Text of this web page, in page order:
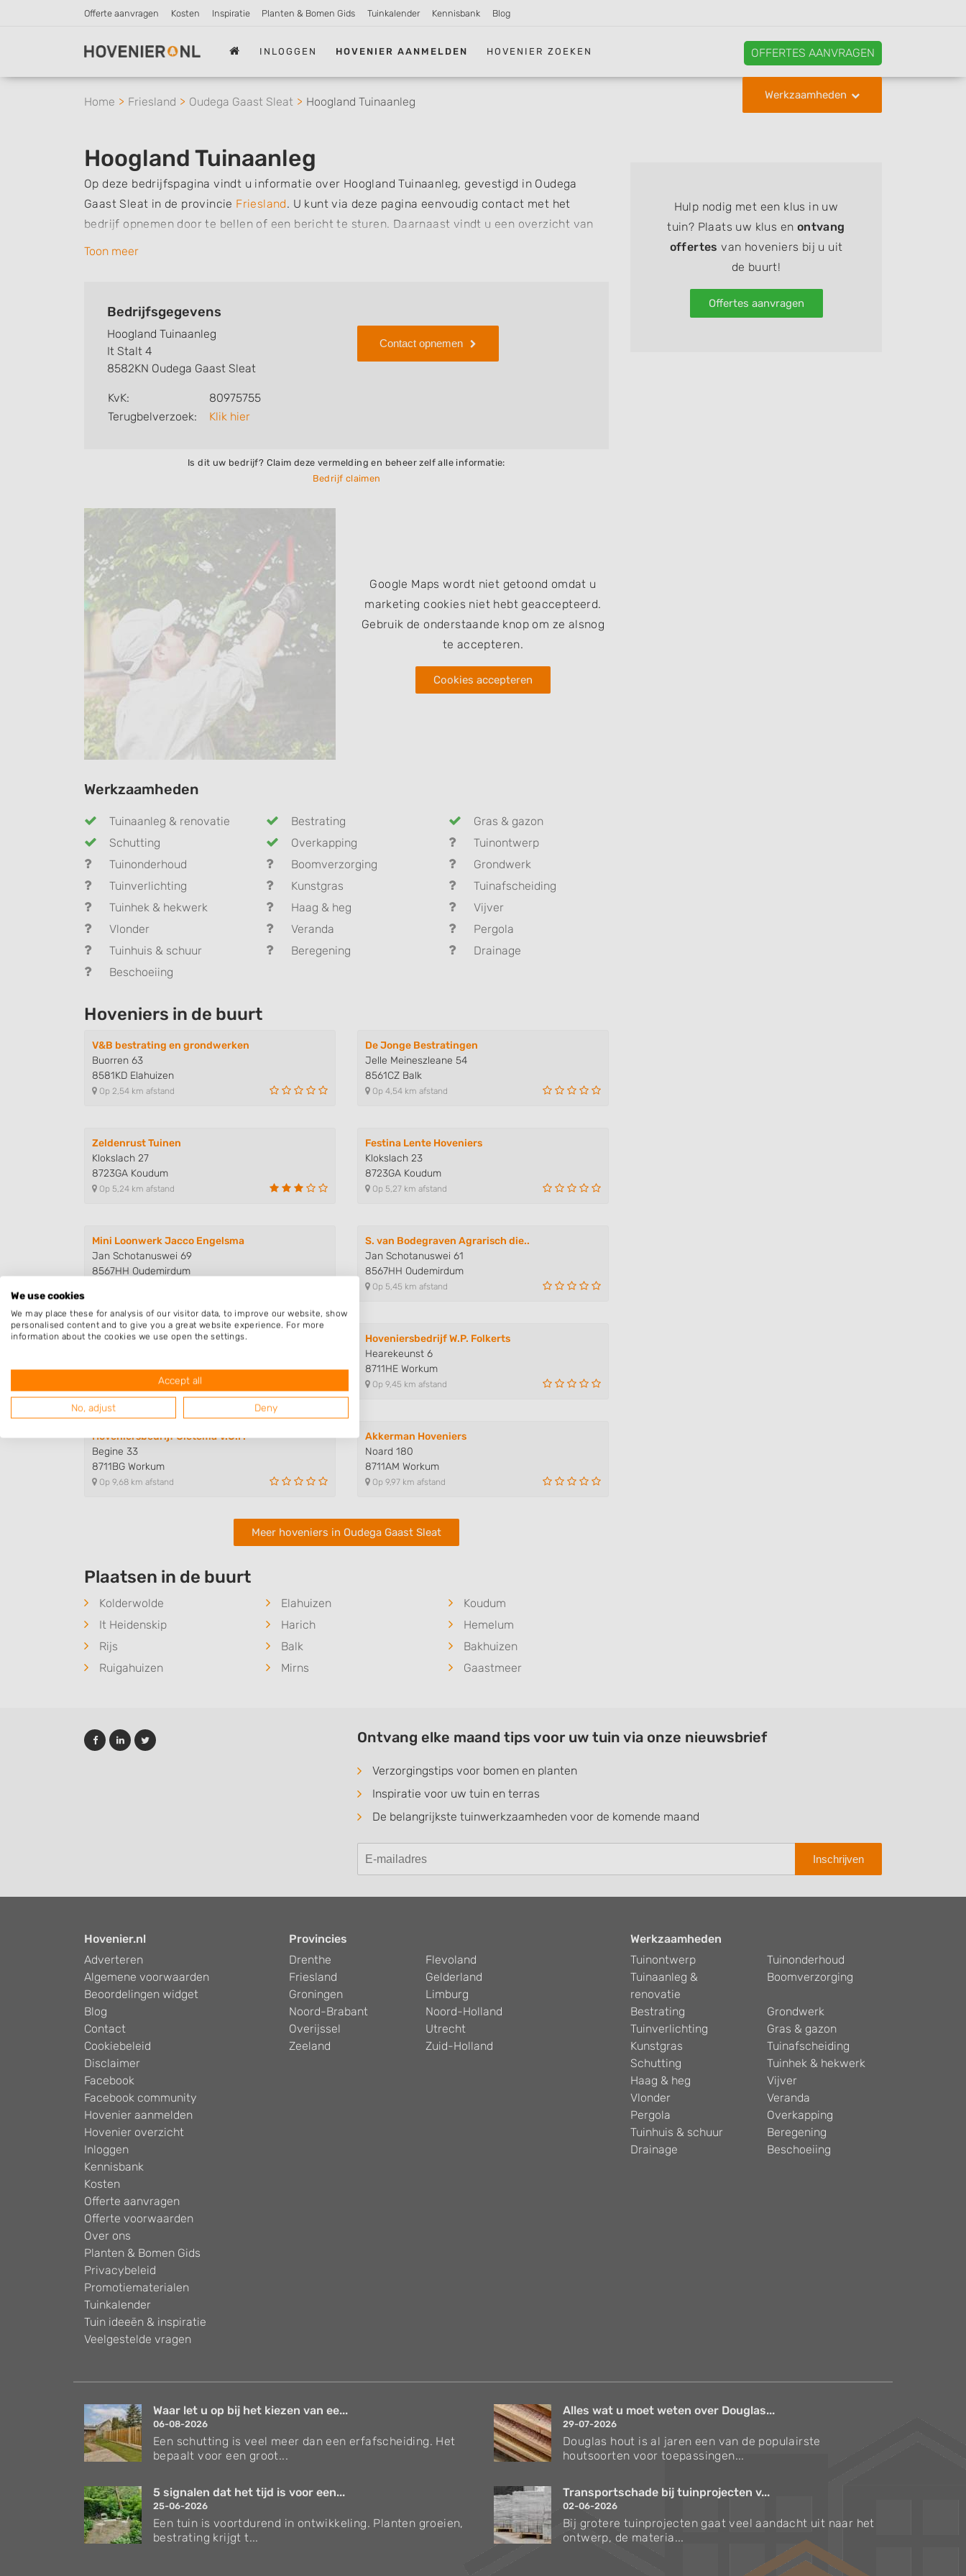
Offerte aanvragen Kosten Inspiratie Planten & Bomen Gids Tuinkalender Kennisbank Blog
INLOGGEN HOVENIER AANMELDEN HOVENIER ZOEKEN OFFERTES AANVRAGEN
Werkzaamheden
Home Friesland Oudega Gaast Sleat Hoogland Tuinaanleg
Hoogland Tuinaanleg
Op deze bedrijfspagina vindt u informatie over Hoogland Tuinaanleg, gevestigd in Oudega
Gaast Sleat in de provincie Friesland. U kunt via deze pagina eenvoudig contact met het
bedrijf opnemen door te bellen of een bericht te sturen. Daarnaast vindt u een overzicht van
de werkzaamheden van dit bedrijf, zo kunt u snel zien welke zaken Hoogland Tuinaanleg voor u
Zoekt u een ander bedrijf? Bekijk dan andere hoveniers en bedrijven in
Toon meer
Bedrijfsgegevens
Hoogland Tuinaanleg
It Stalt 4
8582KN Oudega Gaast Sleat
KvK:
80975755
Terugbelverzoek:
Klik hier
Contact opnemen
Is dit uw bedrijf? Claim deze vermelding en beheer zelf alle informatie:
Bedrijf claimen
Google Maps wordt niet getoond omdat u
marketing cookies niet hebt geaccepteerd.
Gebruik de onderstaande knop om ze alsnog
te accepteren.
Cookies accepteren
Werkzaamheden
Tuinaanleg & renovatie Bestrating
Gras & gazon
Schutting
Overkapping
Tuinontwerp
Tuinonderhoud
Boomverzorging
Grondwerk
Tuinverlichting
Kunstgras
Tuinafscheiding
Tuinhek & hekwerk
Haag & heg
Vijver
Vlonder
Veranda
Pergola
Tuinhuis & schuur
Beregening
Drainage
Beschoeiing
Hoveniers in de buurt
V&B bestrating en grondwerken
Buorren 63
8581KD Elahuizen
Op 2,54 km afstand
De Jonge Bestratingen
Jelle Meineszleane 54
8561CZ Balk
Op 4,54 km afstand
Zeldenrust Tuinen
Klokslach 27
8723GA Koudum
Op 5,24 km afstand
Festina Lente Hoveniers
Klokslach 23
8723GA Koudum
Op 5,27 km afstand
Mini Loonwerk Jacco Engelsma
Jan Schotanuswei 69
8567HH Oudemirdum
S. van Bodegraven Agrarisch die..
Jan Schotanuswei 61
8567HH Oudemirdum
Op 5,45 km afstand
Hoveniersbedrijf W.P. Folkerts
8711HE Workum
Op 9,45 km afstand
Hoveniersbedrijf W.P. Folkerts
Hearekeunst 6
8711HE Workum
Op 9,45 km afstand
Hoveniersbedrijf Gietema V.O.F.
Begine 33
8711BG Workum
Op 9,68 km afstand
Akkerman Hoveniers
Noard 180
8711AM Workum
Op 9,97 km afstand
Meer hoveniers in Oudega Gaast Sleat
Plaatsen in de buurt
Kolderwolde Elahuizen
Koudum
It Heidenskip
Harich
Hemelum
Rijs
Balk
Bakhuizen
Ruigahuizen
Mirns Gaastmeer
Hulp nodig met een klus in uw
tuin? Plaats uw klus en ontvang
offertes van hoveniers bij u uit
de buurt!
Offertes aanvragen
Ontvang elke maand tips voor uw tuin via onze nieuwsbrief
Verzorgingstips voor bomen en planten
Inspiratie voor uw tuin en terras
De belangrijkste tuinwerkzaamheden voor de komende maand
Inschrijven
Hovenier.nl
Adverteren
Algemene voorwaarden
Beoordelingen widget
Blog
Contact
Cookiebeleid
Disclaimer
Facebook
Facebook community
Hovenier aanmelden
Hovenier overzicht
Inloggen
Kennisbank
Kosten
Offerte aanvragen
Offerte voorwaarden
Over ons
Planten & Bomen Gids
Privacybeleid
Promotiematerialen
Tuinkalender
Tuin ideeën & inspiratie
Veelgestelde vragen
Provincies
Drenthe
Flevoland
Friesland
Gelderland
Groningen
Limburg
Noord-Brabant
Noord-Holland
Overijssel
Utrecht
Zeeland
Zuid-Holland
Werkzaamheden
Tuinontwerp
Tuinonderhoud
Tuinaanleg &
renovatie
Boomverzorging
Bestrating
Grondwerk
Tuinverlichting
Gras & gazon
Kunstgras
Tuinafscheiding
Schutting
Tuinhek & hekwerk
Haag & heg
Vijver
Vlonder
Veranda
Pergola
Overkapping
Tuinhuis & schuur
Beregening
Drainage
Beschoeiing
Waar let u op bij het kiezen van ee...
06-08-2026
Een schutting is veel meer dan een erfafscheiding. Het
bepaalt voor een groot...
Alles wat u moet weten over Douglas...
29-07-2026
Douglas hout is al jaren een van de populairste
houtsoorten voor toepassingen...
5 signalen dat het tijd is voor een...
25-06-2026
Een tuin is voortdurend in ontwikkeling. Planten groeien,
bestrating krijgt t...
Transportschade bij tuinprojecten v...
02-06-2026
Bij grotere tuinprojecten gaat veel aandacht uit naar het
ontwerp, de materia...
Verzorgingstips voor bomen en planten
We use cookies
We may place these for analysis of our visitor data, to improve our website, show
personalised content and to give you a great website experience. For more
information about the cookies we use open the settings.
Accept all
No, adjust Deny